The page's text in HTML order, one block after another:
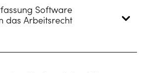
Software
das Arbeitsrecht